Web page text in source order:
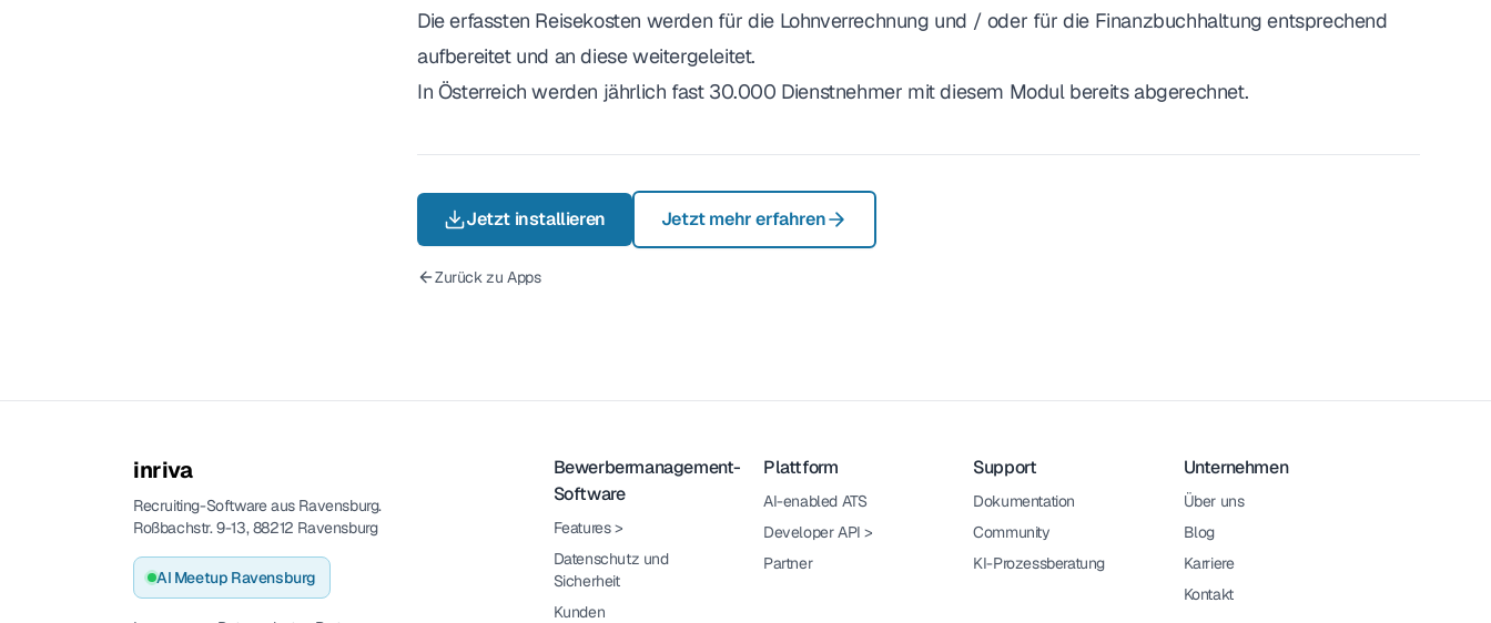
Die erfassten Reisekosten werden für die Lohnverrechnung und / oder für die Finanzbuchhaltung entsprechend
aufbereitet und an diese weitergeleitet.
In Österreich werden jährlich fast 30.000 Dienstnehmer mit diesem Modul bereits abgerechnet.
Jetzt installieren Jetzt mehr erfahren
Zurück zu Apps
inriva
Recruiting-Software aus Ravensburg.
Roßbachstr. 9-13, 88212 Ravensburg
AI Meetup Ravensburg
Bewerbermanagement-
Software
Features>
Datenschutz und
Sicherheit
Kunden
Plattform
AI-enabled ATS
Developer API >
Partner
Support
Dokumentation
Community
KI-Prozessberatung
Unternehmen
Über uns
Blog
Karriere
Kontakt